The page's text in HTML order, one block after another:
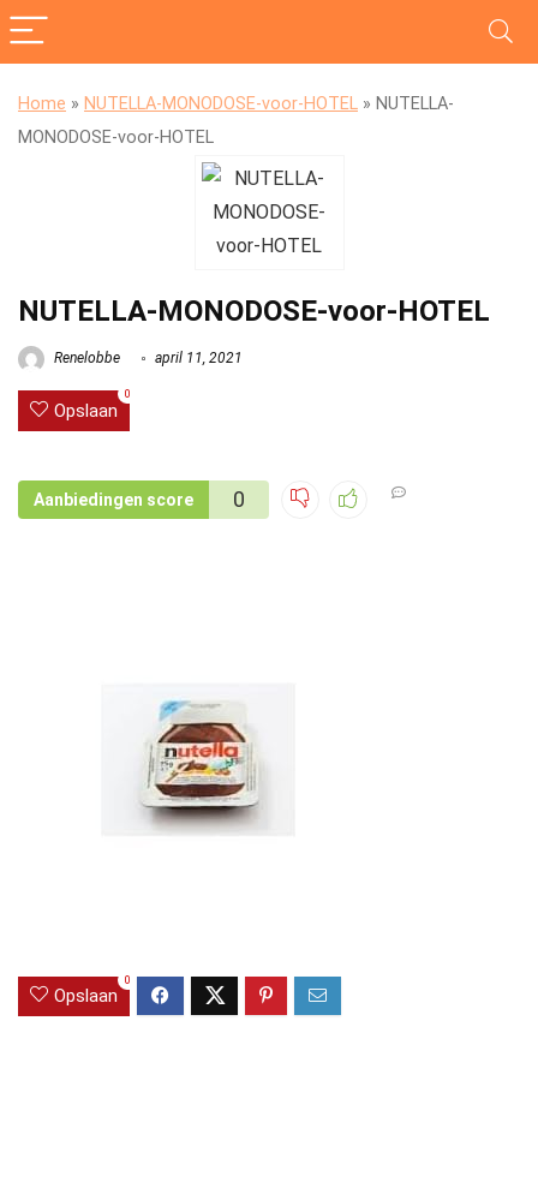
Home » NUTELLA-MONODOSE-voor-HOTEL » NUTELLA-
MONODOSE-voor-HOTEL
NUTELLA-MONODOSE-voor-HOTEL
Renelobbe april 11, 2021
Opslaan
0
Aanbiedingen score 0
Opslaan
0